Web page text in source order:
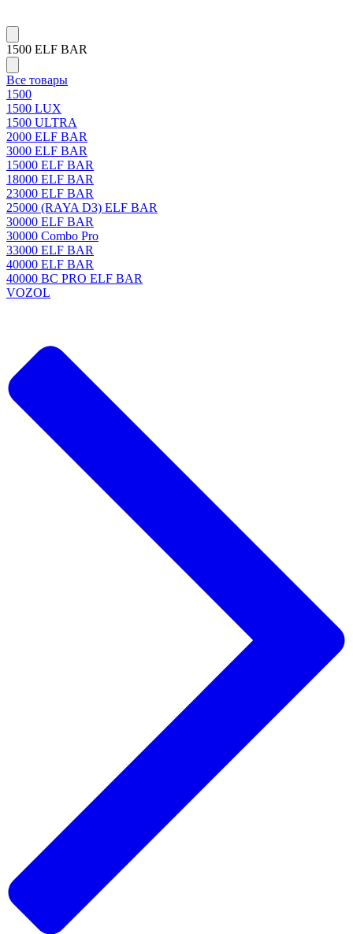
1500 ELF BAR
Все товары
1500
1500 LUX
1500 ULTRA
2000 ELF BAR
3000 ELF BAR
15000 ELF BAR
18000 ELF BAR
23000 ELF BAR
25000 (RAYA D3) ELF BAR
30000 ELF BAR
30000 Combo Pro
33000 ELF BAR
40000 ELF BAR
40000 BC PRO ELF BAR
VOZOL